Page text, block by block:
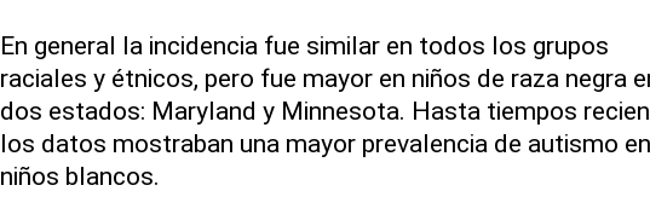
En general la incidencia fue similar en todos los grupos
raciales y étnicos, pero fue mayor en niños de raza negra
dos estados: Maryland y Minnesota. Hasta tiempos
los datos mostraban una mayor prevalencia de autismo
niños blancos.